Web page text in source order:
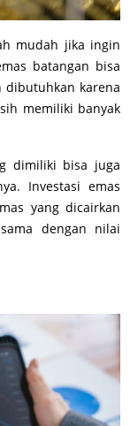
mudah jika ingin
batangan bisa
karena
memiliki banyak
dimiliki bisa juga
Investasi emas
yang dicairkan
dengan nilai